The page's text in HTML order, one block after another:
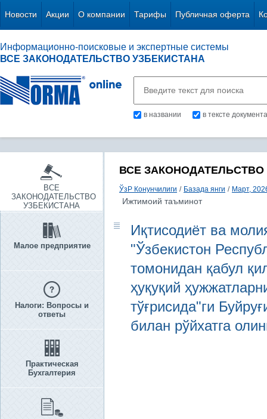
Новости Акции О компании Тарифы Публичная оферта
Информационно-поисковые и экспертные системы
ВСЕ ЗАКОНОДАТЕЛЬСТВО УЗБЕКИСТАНА
в названии в тексте документа
ВСЕ
ЗАКОНОДАТЕЛЬСТВО
УЗБЕКИСТАНА
Малое предприятие
Налоги: Вопросы и
ответы
Практическая
Бухгалтерия
ВСЕ ЗАКОНОДАТЕЛЬСТВО
ЎзР Конунчилиги / Базада янги / Март,
Ижтимоий таъминот
Иқтисодиёт ва
"Ўзбекистон
томонидан қабул
ҳуқуқий
тўғрисида"ги
билан рўйхатга